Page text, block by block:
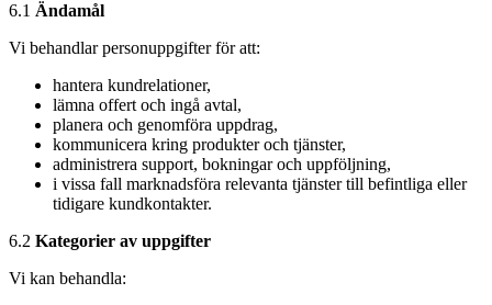
6.1 Ändamål
Vi behandlar personuppgifter för att:
hantera kundrelationer,
lämna offert och ingå avtal,
planera och genomföra uppdrag,
kommunicera kring produkter och tjänster,
administrera support, bokningar och uppföljning,
i vissa fall marknadsföra relevanta tjänster till befintliga eller
tidigare kundkontakter.
6.2 Kategorier av uppgifter
Vi kan behandla: